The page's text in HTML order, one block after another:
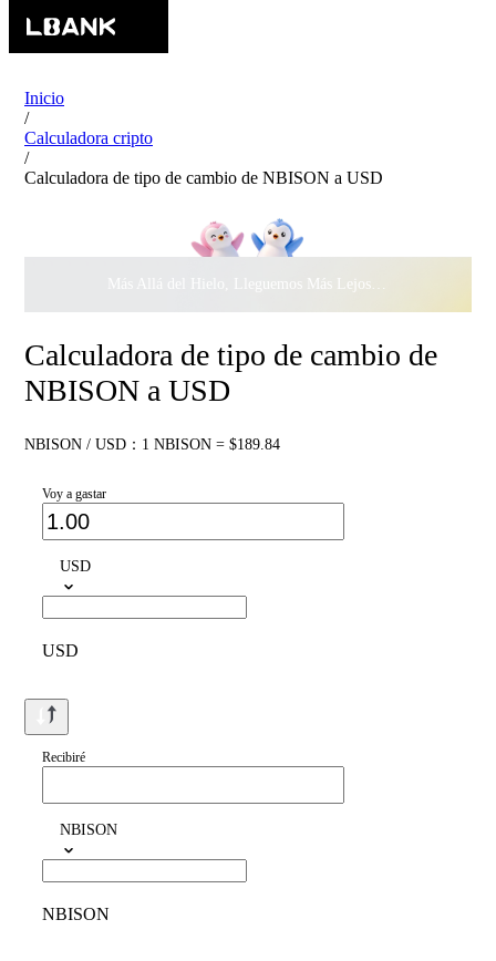
Inicio
/
Calculadora cripto
/
Calculadora de tipo de cambio de NBISON a USD
Más Allá del Hielo, Lleguemos Más Lejos Juntos ·
Calculadora de tipo de cambio de
NBISON a USD
NBISON / USD：1 NBISON = $189.84
Voy a gastar
USD
USD
Recibiré
NBISON
NBISON